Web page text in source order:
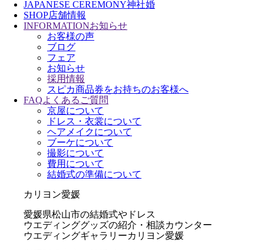
JAPANESE CEREMONY神社婚
SHOP店舗情報
INFORMATIONお知らせ
お客様の声
ブログ
フェア
お知らせ
採用情報
スピカ商品券をお持ちのお客様へ
FAQよくあるご質問
京屋について
ドレス・衣裳について
ヘアメイクについて
ブーケについて
撮影について
費用について
結婚式の準備について
カリヨン愛媛
愛媛県松山市の結婚式やドレス
ウエディンググッズの紹介・相談カウンター
ウエディングギャラリーカリヨン愛媛